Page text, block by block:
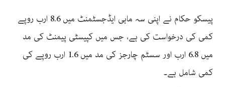
پیسکو حکام نے اپنی سہ ماہی ایڈجسٹمنٹ میں 8.6 ارب روپے
کمی کی درخواست کی ہے، جس میں کپیسٹی پیمنٹ کی مد
میں 6.8 ارب اور سسٹم چارجز کی مد میں 1.6 ارب روپے کی
کمی شامل ہے۔